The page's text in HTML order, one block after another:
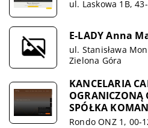
ul. Laskowa 1B,
E-LADY Anna
ul. Stanisława
Zielona Góra
KANCELARIA
OGRANICZONĄ
SPÓŁKA
Rondo ONZ 1, 00-